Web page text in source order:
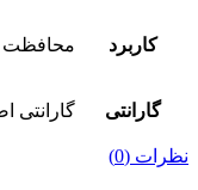
کاربرد محافظت
گارانتی گارانتی
نظرات (0)